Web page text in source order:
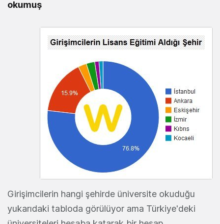
okumuş
Girişimcilerin hangi şehirde üniversite okuduğu
yukarıdaki tabloda görülüyor ama Türkiye'deki